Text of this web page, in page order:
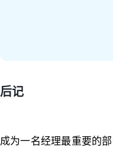
后记
成为一名经理最重要的